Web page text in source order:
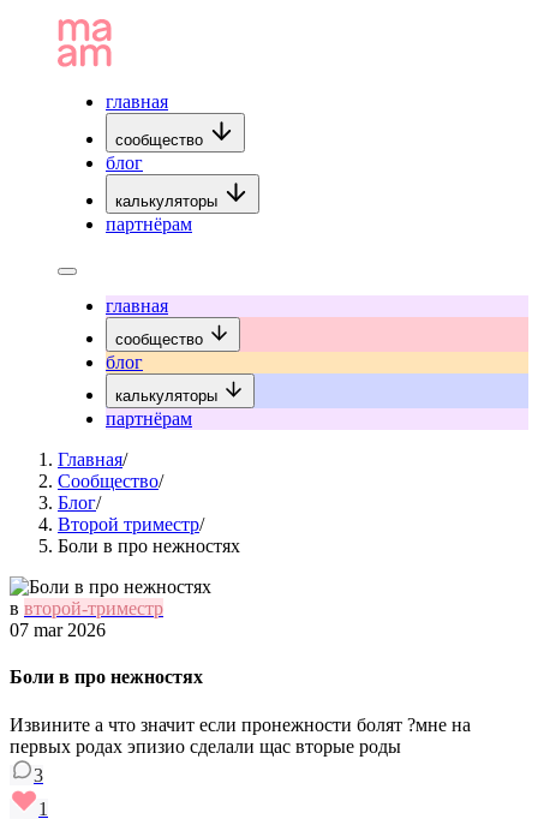
главная
сообщество
блог
калькуляторы
партнёрам
главная
сообщество
блог
калькуляторы
партнёрам
Главная/
Сообщество/
Блог/
Второй триместр/
Боли в про нежностях
в второй-триместр
07 mar 2026
Боли в про нежностях
Извините а что значит если пронежности болят ?мне на
первых родах эпизио сделали щас вторые роды
3
1